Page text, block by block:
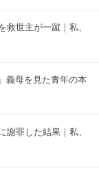
世主が一蹴｜私、
義母を見た青年の本
罪した結果｜私、